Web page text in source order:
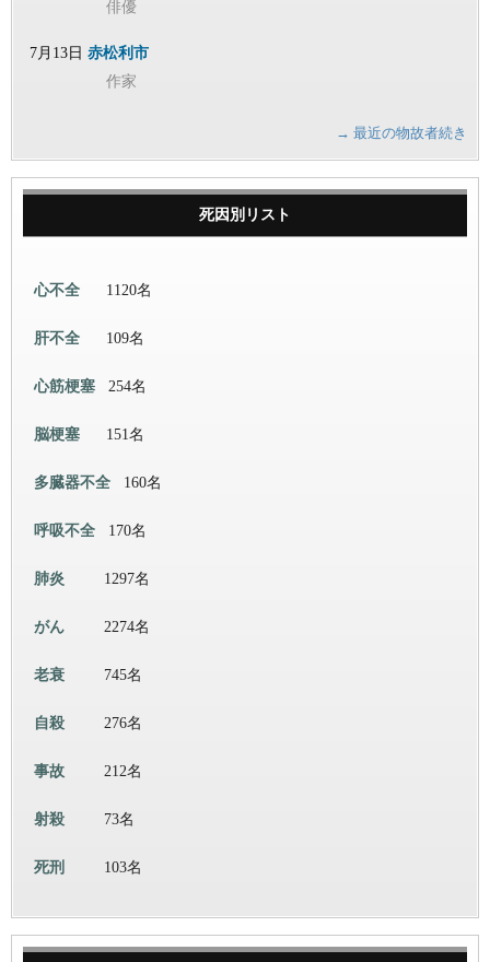
俳優
7月13日 赤松利市
作家
→ 最近の物故者続き
死因別リスト
心不全 1120名
肝不全 109名
心筋梗塞 254名
脳梗塞 151名
多臓器不全 160名
呼吸不全 170名
肺炎 1297名
がん 2274名
老衰 745名
自殺 276名
事故 212名
射殺 73名
死刑 103名